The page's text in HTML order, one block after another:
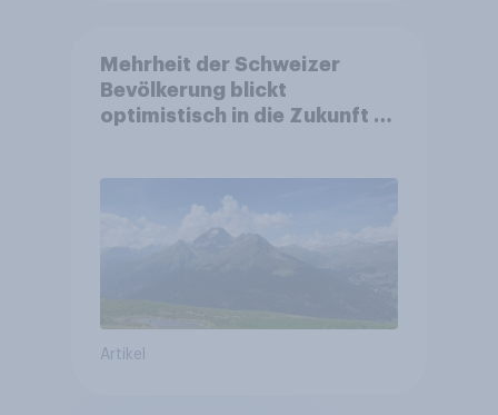
Mehrheit der Schweizer
Bevölkerung blickt
optimistisch in die Zukunft –
Altersvorsorge
Artikel